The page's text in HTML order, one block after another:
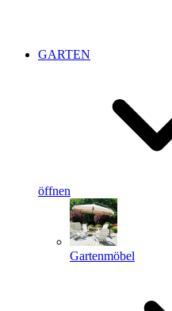
GARTEN
öffnen
Gartenmöbel